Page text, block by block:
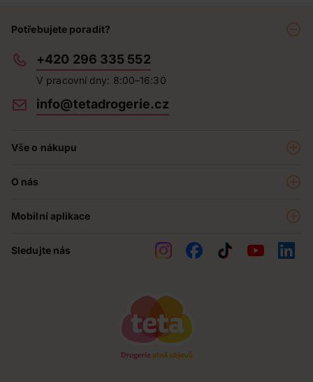
Potřebujete poradit?
+420 296 335 552
V pracovní dny: 8:00–16:30
info@tetadrogerie.cz
Vše o nákupu
Prodejny
Obchodní podmínky
O nás
Teta pomáhá
Mobilní aplikace
Sledujte nás